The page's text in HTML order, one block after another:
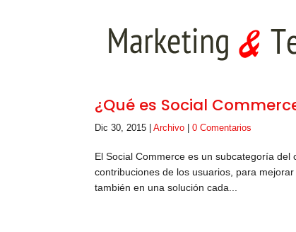
¿Qué es Social
Dic 30, 2015 |Archivo |0 Comentarios
El Social Commerce es un subcategoría
contribuciones de los usuarios, para
también en una solución cada...